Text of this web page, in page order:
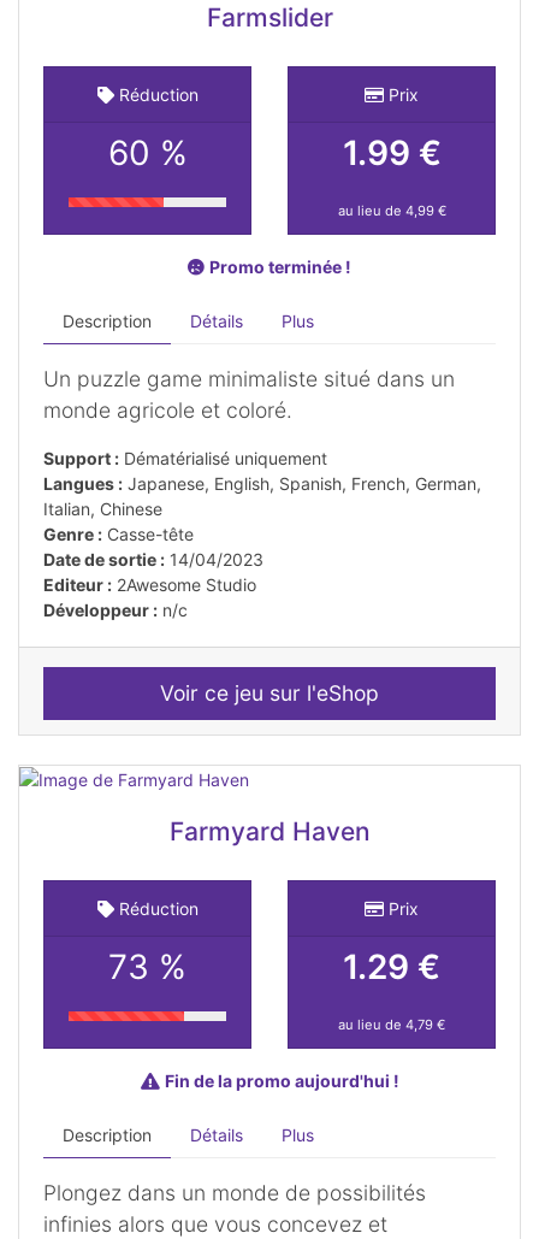
Farmslider
Réduction
60 %
Prix
1.99 €
au lieu de 4,99 €
Promo terminée !
Description Détails Plus
Un puzzle game minimaliste situé dans un
monde agricole et coloré.
Support : Dématérialisé uniquement
Langues : Japanese, English, Spanish, French, German,
Italian, Chinese
Genre : Casse-tête
Date de sortie : 14/04/2023
Editeur : 2Awesome Studio
Développeur : n/c
Voir ce jeu sur l'eShop
Farmyard Haven
Réduction
73 %
Prix
1.29 €
au lieu de 4,79 €
Fin de la promo aujourd'hui !
Description Détails Plus
Plongez dans un monde de possibilités
infinies alors que vous concevez et